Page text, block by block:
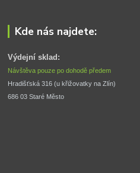
Kde nás najdete:
Výdejní sklad:
Návštěva pouze po dohodě předem
Hradišťská 316 (u křižovatky na Zlín)
686 03 Staré Město